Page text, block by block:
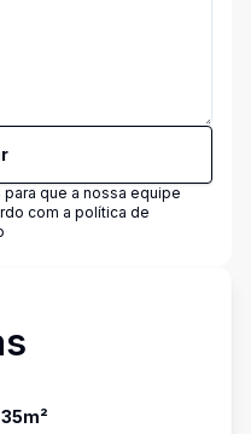
que a nossa equipe
com a política de
35m²